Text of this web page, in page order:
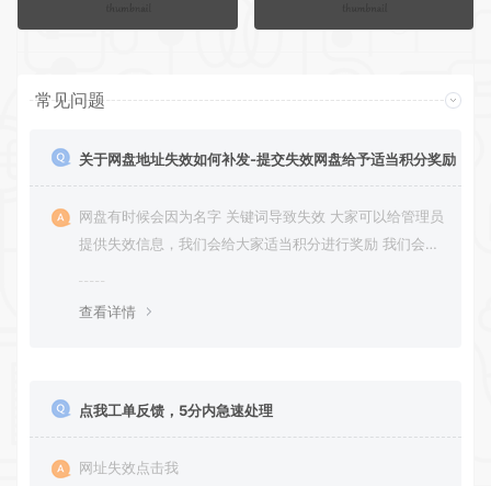
常见问题
关于网盘地址失效如何补发-提交失效网盘给予适当积分奖励
网盘有时候会因为名字 关键词导致失效 大家可以给管理员
提供失效信息，我们会给大家适当积分进行奖励 我们会第
查看详情
点我工单反馈，5分内急速处理
网址失效点击我